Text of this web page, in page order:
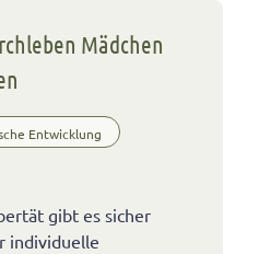
Mädchen
Entwicklung
gibt es sicher
individuelle